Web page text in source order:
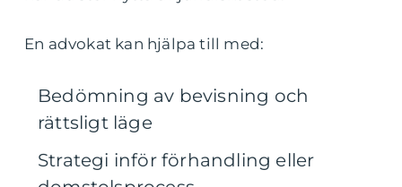
En advokat kan hjälpa till med:
Bedömning av bevisning och
rättsligt läge
Strategi inför förhandling eller